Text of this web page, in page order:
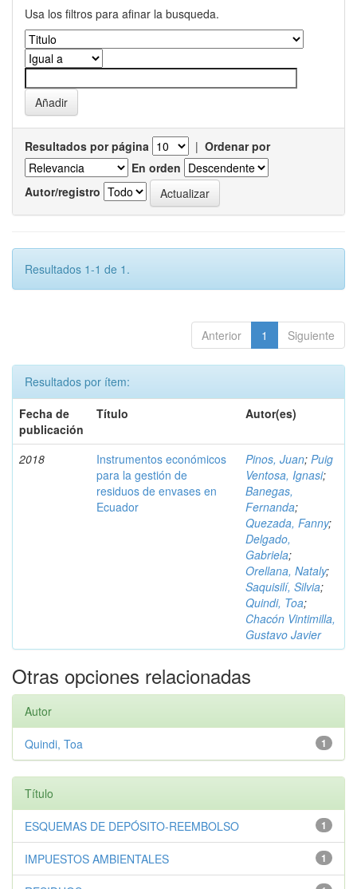
Usa los filtros para afinar la busqueda.
Resultados por página | Ordenar por
En orden
Autor/registro
Resultados 1-1 de 1.
Anterior 1 Siguiente
Resultados por ítem:
Fecha de
publicación
Título Autor(es)
2018
Instrumentos económicos
para la gestión de
residuos de envases en
Ecuador
Pinos, Juan; Puig
Ventosa, Ignasi;
Banegas,
Fernanda;
Quezada, Fanny;
Delgado,
Gabriela;
Orellana, Nataly;
Saquisilí, Silvia;
Quindi, Toa;
Chacón Vintimilla,
Gustavo Javier
Otras opciones relacionadas
Autor
1
Quindi, Toa
Título
1
ESQUEMAS DE DEPÓSITO-REEMBOLSO
1
IMPUESTOS AMBIENTALES